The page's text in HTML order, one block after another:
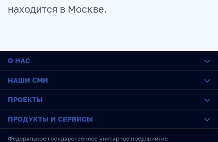
RU ENG 中文
находится в Москве.
О НАС
История
Руководство
Стажировка
НАШИ СМИ
Sputnik
ИноСМИ
ПРОЕКТЫ
Конкурс имени Стенина
ПРОДУКТЫ И СЕРВИСЫ
Федеральное государственное унитарное предприятие